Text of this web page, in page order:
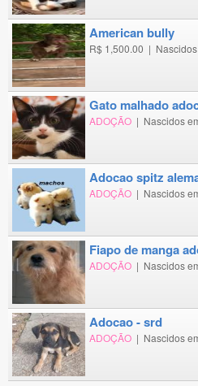
american bully
R$ 1,500.00 |
gato malhado
ADOÇÃO | Nascidos
adocao spitz
ADOÇÃO | Nascidos
fiapo de manga
ADOÇÃO | Nascidos
adocao - srd
ADOÇÃO | Nascidos